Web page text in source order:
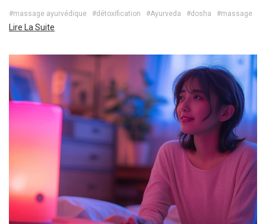
#massage ayurvédique #détoxification #Ayurveda #dosha #massage
Lire La Suite